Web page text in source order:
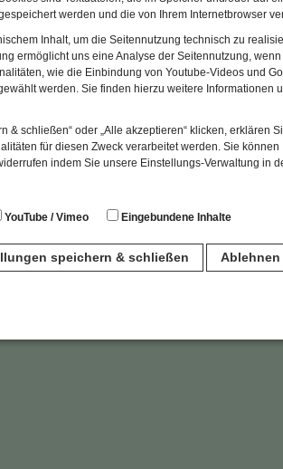
werden und die von Ihrem Internetbrowser
Inhalt, um die Seitennutzung technisch zu
ermöglicht uns eine Analyse der Seitennutzung,
wie die Einbindung von Youtube-Videos und
werden. Sie finden hierzu weitere Informationen
& schließen“ oder „Alle akzeptieren“ klicken, erklären
für diesen Zweck verarbeitet werden. Sie können
indem Sie unsere Einstellungs-Verwaltung in
YouTube / Vimeo Eingebundene Inhalte
speichern & schließen Ablehnen
Trachtenverband e.V.
Bayern
Förderverein